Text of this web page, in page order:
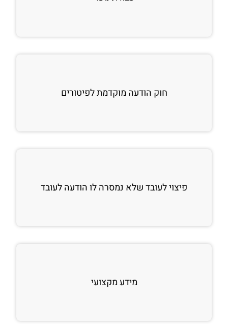
חוק הודעה מוקדמת לפיטורים
פיצוי לעובד שלא נמסרה לו הודעה לעובד
מידע מקצועי